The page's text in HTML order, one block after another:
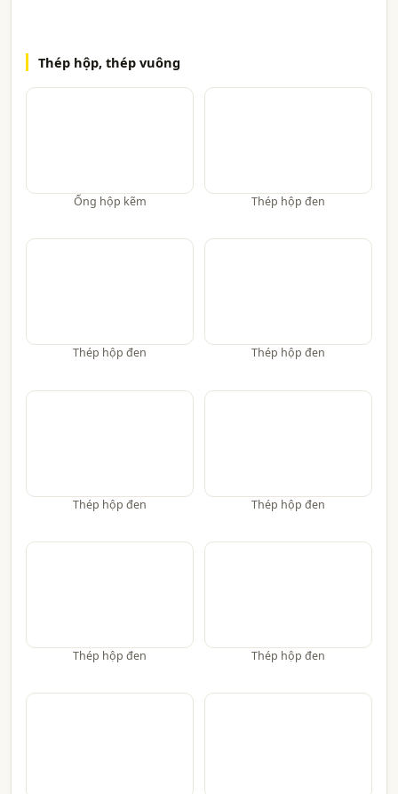
Thép hộp, thép vuông
Ống hộp kẽm Thép hộp đen
Thép hộp đen Thép hộp đen
Thép hộp đen Thép hộp đen
Thép hộp đen Thép hộp đen